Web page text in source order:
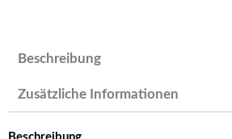
280
240
cm
Menge
Beschreibung
Zusätzliche Informationen